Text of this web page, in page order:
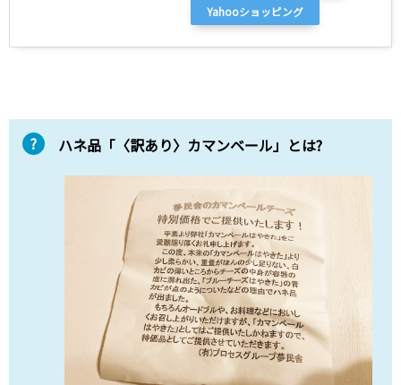
Yahooショッピング
ハネ品「〈訳あり〉カマンベール」とは?